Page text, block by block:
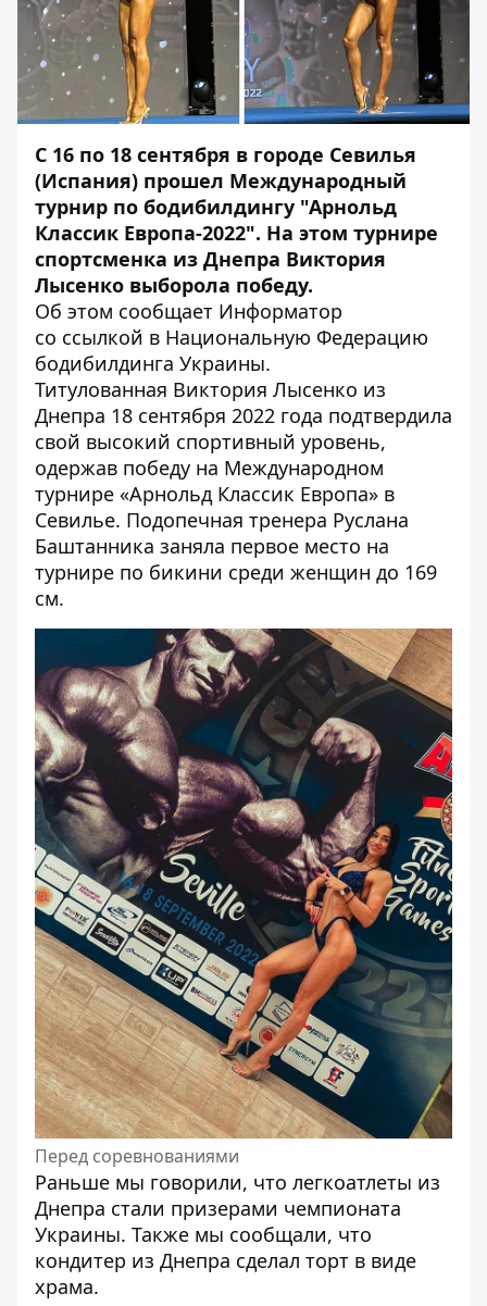
С 16 по 18 сентября в городе Севилья
(Испания) прошел Международный
турнир по бодибилдингу "Арнольд
Классик Европа-2022". На этом турнире
спортсменка из Днепра Виктория
Лысенко выборола победу.
Об этом сообщает Информатор
со ссылкой в Национальную Федерацию
бодибилдинга Украины.
Титулованная Виктория Лысенко из
Днепра 18 сентября 2022 года подтвердила
свой высокий спортивный уровень,
одержав победу на Международном
турнире «Арнольд Классик Европа» в
Севилье. Подопечная тренера Руслана
Баштанника заняла первое место на
турнире по бикини среди женщин до 169
см.
Перед соревнованиями
Раньше мы говорили, что легкоатлеты из
Днепра стали призерами чемпионата
Украины. Также мы сообщали, что
кондитер из Днепра сделал торт в виде
храма.